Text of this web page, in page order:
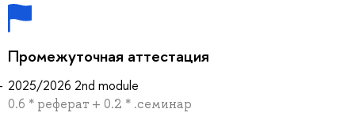
Промежуточная аттестация
2025/2026 2nd module
0.6 * реферат + 0.2 * .семинар